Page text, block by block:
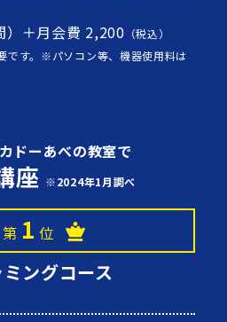
）＋月会費 2,200 （税込）
です。※パソコン等、機器使用料は
ドーあべの教室で
座 ※2024年1月調べ
第 1 位
ングコース